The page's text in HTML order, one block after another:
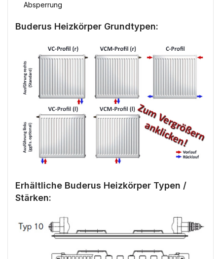
Absperrung
Buderus Heizkörper Grundtypen:
Erhältliche Buderus Heizkörper Typen /
Stärken: